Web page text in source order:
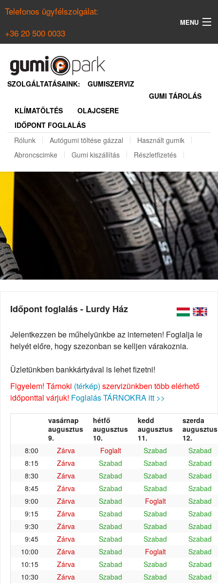
Telefonos ügyfélszolgálat:
+36 20 500 0033
MENU
NYÁRI GUMI KERESŐ
REGISZTRÁCIÓ
SZOLGÁLTATÁSAINK:
GUMISZERVIZ
GUMI TÁROLÁS
KLÍMATÖLTÉS
OLAJCSERE
IDŐPONT FOGLALÁS
Rólunk
Autógumi töltése gázzal
Használt gumik
Abroncscimke
Gumi kiszállítás Részletfizetés
Időpont foglalás - Lurdy Ház
Jelentkezzen be műhelyünkbe az interneten! Foglalja le
helyét előre, hogy szezonban se kelljen várakoznia.
Üzletünkben bankkártyával is lehet fizetni!
Figyelem! Tárnoki (térkép) szervizünkben több elérhető
időponttal várjuk! Foglalás TÁRNOKRA itt >>
vasárnap
augusztus
9.
hétfő
augusztus
10.
kedd
augusztus
11.
szerda
augusztus
12.
8:00
Zárva Foglalt Szabad
Szabad
8:15
Zárva Szabad Szabad
Szabad
8:30
Zárva Szabad Szabad
Szabad
8:45
Zárva Szabad Szabad
Szabad
9:00
Zárva Szabad Foglalt
Szabad
9:15
Zárva Szabad Szabad
Szabad
9:30
Zárva Szabad Szabad
Szabad
9:45
Zárva Szabad Szabad
Szabad
10:00
Zárva Szabad Foglalt
Szabad
10:15
Zárva Szabad Szabad
Szabad
10:30
Zárva Szabad Szabad
Szabad